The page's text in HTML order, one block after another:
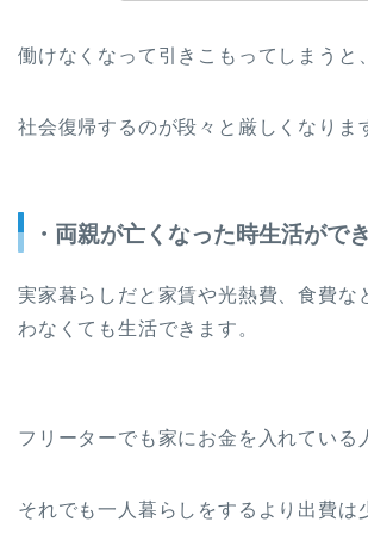
働けなくなって引きこもってしまうと、
社会復帰するのが段々と厳しくなりま
・両親が亡くなった時生活がで
実家暮らしだと家賃や光熱費、食費な
わなくても生活できます。
フリーターでも家にお金を入れている
それでも一人暮らしをするより出費は